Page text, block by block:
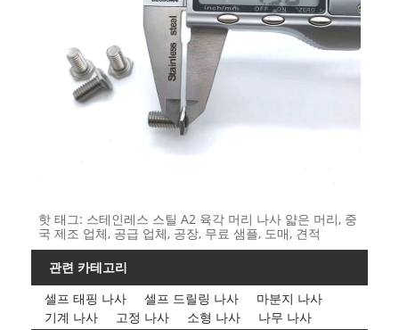
핫 태그: 스테인레스 스틸 A2 육각 머리 나사 얇은 머리, 중
국 제조 업체, 공급 업체, 공장, 무료 샘플, 도매, 견적
관련 카테고리
셀프 태핑 나사
셀프 드릴링 나사
마분지 나사
기계 나사
고정 나사 소형 나사
나무 나사